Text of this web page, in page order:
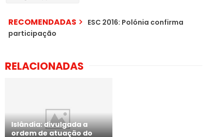
RECOMENDADAS
ESC 2016: Polónia confirma
participação
RELACIONADAS
Islândia: divulgada a
ordem de atuação do